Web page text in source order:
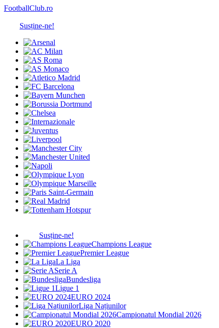
FootballClub.ro
Susține-ne!
Susține-ne!
Champions League
Premier League
La Liga
Serie A
Bundesliga
Ligue 1
EURO 2024
Liga Națiunilor
Campionatul Mondial 2026
EURO 2020